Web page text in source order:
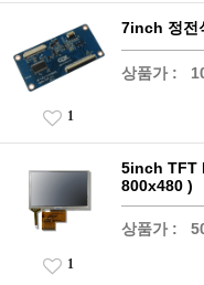
7inch 정전
상품가 :
1
5inch TFT
800x480 )
상품가 :
1